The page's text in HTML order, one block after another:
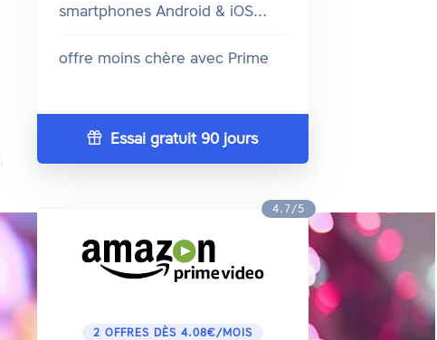
smartphones Android & iOS...
offre moins chère avec Prime
Essai gratuit 90 jours
4.7/5
2 OFFRES DÈS 4.08€/MOIS